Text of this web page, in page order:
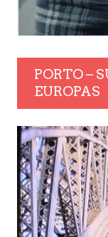
PORTO –
EUROPAS